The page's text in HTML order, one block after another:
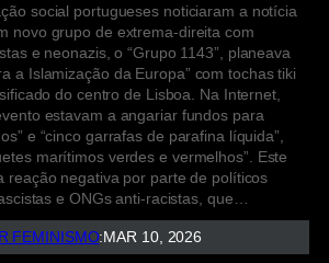
social portugueses noticiaram a notícia
novo grupo de extrema-direita com
e neonazis, o “Grupo 1143”, planeava
a Islamização da Europa” com tochas tiki
do centro de Lisboa. Na Internet,
estavam a angariar fundos para
e “cinco garrafas de parafina líquida”,
marítimos verdes e vermelhos”. Este
reação negativa por parte de políticos
e ONGs anti-racistas, que…
FEMINISMO: MAR 10, 2026